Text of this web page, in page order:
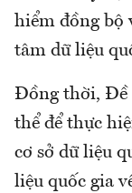
hiểm đồng bộ
tâm dữ liệu
Đồng thời, Đề
thể để thực
cơ sở dữ liệu
liệu quốc gia